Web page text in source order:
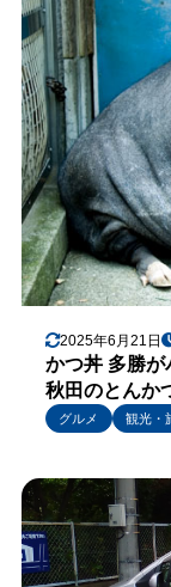
2025年6月21日
かつ丼 多勝が
秋田のとんか
グルメ
観光・